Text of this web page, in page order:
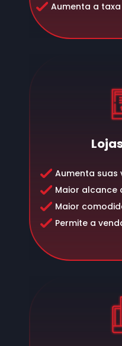
Aumenta a
Aumenta suas
Maior alcance
Maior
Permite a